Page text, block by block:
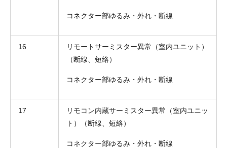
コネクター部ゆるみ・外れ・断線
16
リモートサーミスター異常（室内ユニット）
（断線、短絡）
コネクター部ゆるみ・外れ・断線
17
リモコン内蔵サーミスター異常（室内ユニッ
ト）（断線、短絡）
コネクター部ゆるみ・外れ・断線